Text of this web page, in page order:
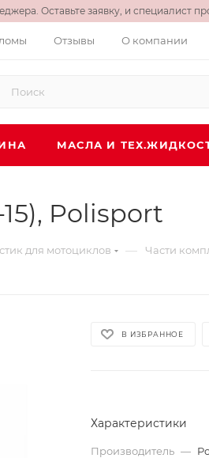
Оставьте заявку, и специалист
Отзывы О компании
МАСЛА И
Polisport
для мотоциклов — Части
В ИЗБРАННОЕ
Характеристики
Производитель —